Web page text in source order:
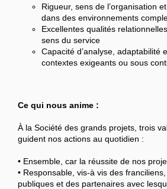
Rigueur, sens de l’organisation
dans des environnements
Excellentes qualités
sens du service
Capacité d’analyse, adaptabilité
contextes exigeants ou sous
Ce qui nous anime :
À la Société des grands projets, trois
guident nos actions au quotidien :
• Ensemble, car la réussite de nos
• Responsable, vis-à vis des
publiques et des partenaires avec